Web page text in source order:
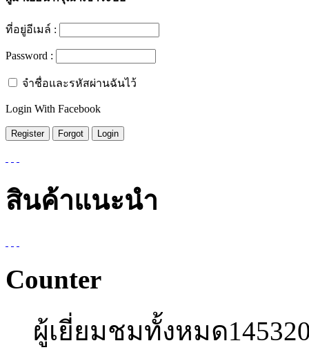
ที่อยู่อีเมล์ :
Password :
จำชื่อและรหัสผ่านฉันไว้
Login With Facebook
สินค้าแนะนำ
Counter
ผู้เยี่ยมชมทั้งหมด